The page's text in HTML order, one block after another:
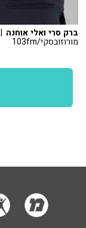
ברק סרי ואלי אוחנה
מורוזובסקי/103fm